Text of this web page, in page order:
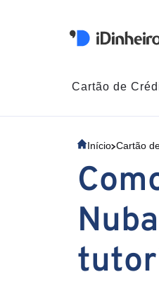
Cartão de
Início Cartão